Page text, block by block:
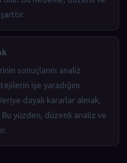
sonuçlarını analiz
işe yaradığını
dayalı kararlar almak,
Bu yüzden, düzenli analiz ve